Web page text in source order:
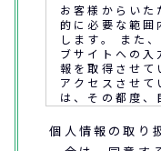
お客様からいた
的に必要な範囲
します。 また
ブサイトへの
報を取得させて
アクセスさせて
は、その都度、
えで取得又は
個人情報の取り